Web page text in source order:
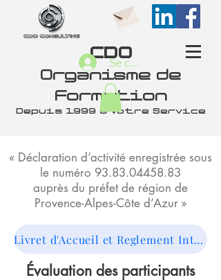
CDO
Organisme de
Formation
Depuis 1999 à Votre Service
Se connecter
« Déclaration d’activité enregistrée sous
le numéro 93.83.04458.83
auprès du préfet de région de
Provence-Alpes-Côte d’Azur »
Livret d'Accueil et Reglement Interieur
Évaluation des participants